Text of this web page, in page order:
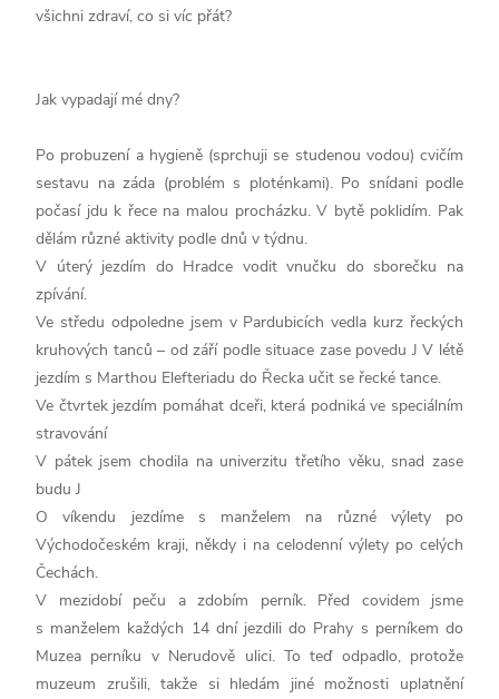
všichni zdraví, co si víc přát?
Jak vypadají mé dny?
Po probuzení a hygieně (sprchuji se studenou vodou) cvičím
sestavu na záda (problém s ploténkami). Po snídani podle
počasí jdu k řece na malou procházku. V bytě poklidím. Pak
dělám různé aktivity podle dnů v týdnu.
V úterý jezdím do Hradce vodit vnučku do sborečku na
zpívání.
Ve středu odpoledne jsem v Pardubicích vedla kurz řeckých
kruhových tanců – od září podle situace zase povedu J V létě
jezdím s Marthou Elefteriadu do Řecka učit se řecké tance.
Ve čtvrtek jezdím pomáhat dceři, která podniká ve speciálním
stravování
V pátek jsem chodila na univerzitu třetího věku, snad zase
budu J
O víkendu jezdíme s manželem na různé výlety po
Východočeském kraji, někdy i na celodenní výlety po celých
Čechách.
V mezidobí peču a zdobím perník. Před covidem jsme
s manželem každých 14 dní jezdili do Prahy s perníkem do
Muzea perníku v Nerudově ulici. To teď odpadlo, protože
muzeum zrušili, takže si hledám jiné možnosti uplatnění